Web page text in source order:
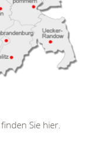
Sie hier.